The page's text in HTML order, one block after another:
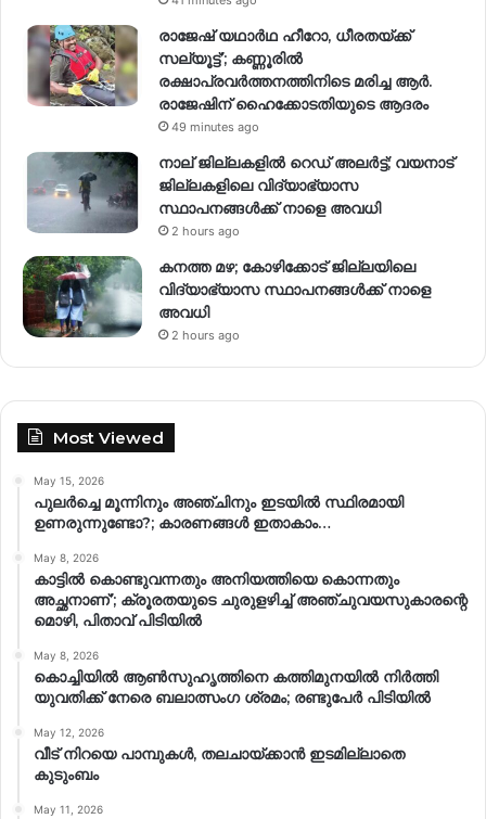
രാജേഷ് യഥാര്‍ഥ ഹീറോ, ധീരതയ്ക്ക്
സല്യൂട്ട്’; കണ്ണൂരിൽ
രക്ഷാപ്രവര്‍ത്തനത്തിനിടെ മരിച്ച ആര്‍.
രാജേഷിന് ഹൈക്കോടതിയുടെ ആദരം
49 minutes ago
നാല് ജില്ലകളിൽ റെഡ് അലർട്ട്; വയനാട്
ജില്ലകളിലെ വിദ്യാഭ്യാസ
സ്ഥാപനങ്ങൾക്ക് നാളെ അവധി
2 hours ago
കനത്ത മഴ; കോഴിക്കോട് ജില്ലയിലെ
വിദ്യാഭ്യാസ സ്ഥാപനങ്ങൾക്ക് നാളെ
അവധി
2 hours ago
Most Viewed
May 15, 2026
പുലർച്ചെ മൂന്നിനും അഞ്ചിനും ഇടയിൽ സ്ഥിരമായി
ഉണരുന്നുണ്ടോ?; കാരണങ്ങള്‍ ഇതാകാം…
May 8, 2026
കാട്ടിൽ കൊണ്ടുവന്നതും അനിയത്തിയെ കൊന്നതും
അച്ഛനാണ്’; ക്രൂരതയുടെ ചുരുളഴിച്ച് അഞ്ചുവയസുകാരന്റെ
മൊഴി, പിതാവ് പിടിയിൽ
May 8, 2026
കൊച്ചിയിൽ ആൺസുഹൃത്തിനെ കത്തിമുനയിൽ നിർത്തി
യുവതിക്ക് നേരെ ബലാത്സംഗ​ ശ്രമം; രണ്ടുപേർ പിടിയിൽ
May 12, 2026
വീട് നിറയെ പാമ്പുകൾ, തലചായ്ക്കാൻ ഇടമില്ലാതെ
കുടുംബം
May 11, 2026